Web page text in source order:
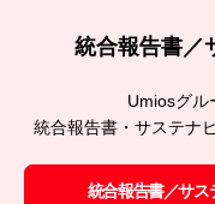
統合報告書／
Umiosグル
統合報告書・サステナ
統合報告書／サス